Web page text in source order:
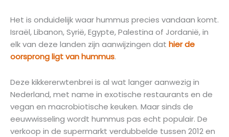
Het is onduidelijk waar hummus precies vandaan komt.
Israël, Libanon, Syrië, Egypte, Palestina of Jordanië, in
elk van deze landen zijn aanwijzingen dat hier de
oorsprong ligt van hummus.
Deze kikkererwtenbrei is al wat langer aanwezig in
Nederland, met name in exotische restaurants en de
vegan en macrobiotische keuken. Maar sinds de
eeuwwisseling wordt hummus pas echt populair. De
verkoop in de supermarkt verdubbelde tussen 2012 en